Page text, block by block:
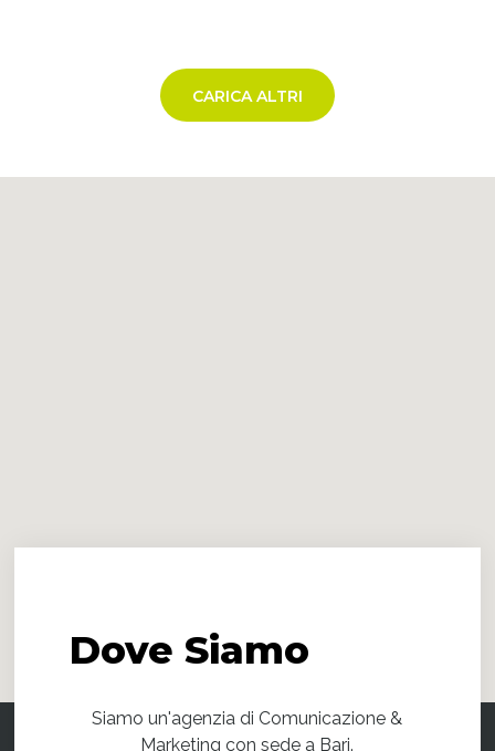
CARICA ALTRI
DoveSiamo
Siamo un'agenzia di Comunicazione &
Marketing con sede a Bari.